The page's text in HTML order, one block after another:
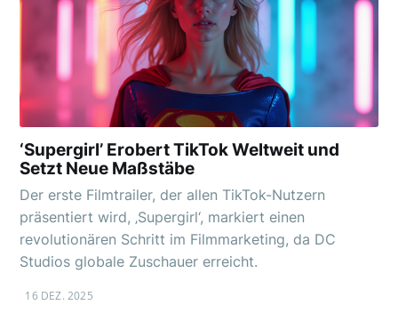
‘Supergirl’ Erobert TikTok Weltweit und
Setzt Neue Maßstäbe
Der erste Filmtrailer, der allen TikTok-Nutzern
präsentiert wird, ‚Supergirl‘, markiert einen
revolutionären Schritt im Filmmarketing, da DC
Studios globale Zuschauer erreicht.
16 DEZ. 2025